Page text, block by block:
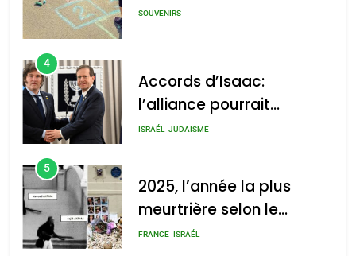
SOUVENIRS
4
Accords d’Isaac:
l’alliance pourrait
s’étendre à 13 pays
ISRAÉL JUDAISME
5
2025, l’année la plus
meurtrière selon le
rapport d’ADL contre
FRANCE ISRAÉL